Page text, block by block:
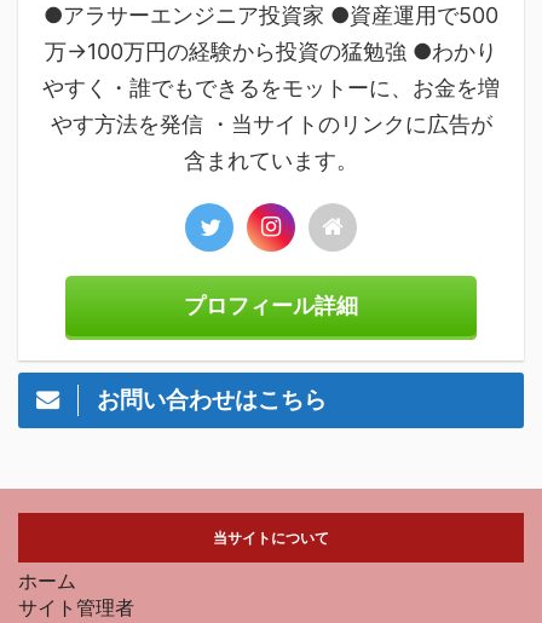
●アラサーエンジニア投資家 ●資産運用で500
万→100万円の経験から投資の猛勉強 ●わかり
やすく・誰でもできるをモットーに、お金を増
やす方法を発信 ・当サイトのリンクに広告が
含まれています。
プロフィール詳細
お問い合わせはこちら
当サイトについて
ホーム
サイト管理者